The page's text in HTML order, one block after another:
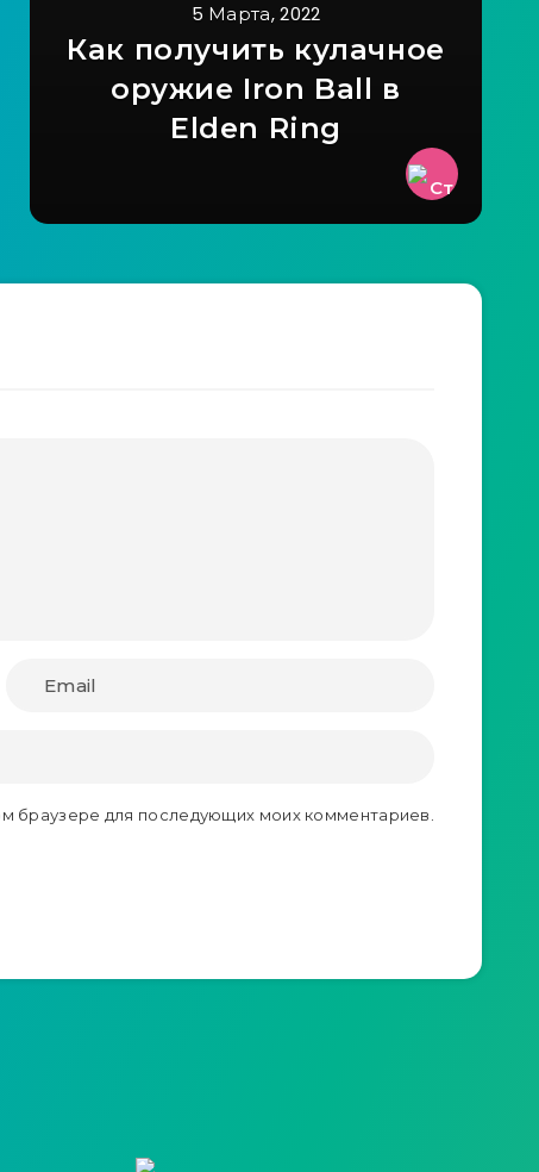
5 Марта, 2022
Как получить кулачное
оружие Iron Ball в
Elden Ring
браузере для последующих моих комментариев.